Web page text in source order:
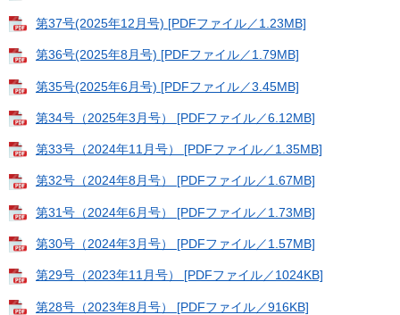
第37号(2025年12月号) [PDFファイル／1.23MB]
第36号(2025年8月号) [PDFファイル／1.79MB]
第35号(2025年6月号) [PDFファイル／3.45MB]
第34号（2025年3月号） [PDFファイル／6.12MB]
第33号（2024年11月号） [PDFファイル／1.35MB]
第32号（2024年8月号） [PDFファイル／1.67MB]
第31号（2024年6月号） [PDFファイル／1.73MB]
第30号（2024年3月号） [PDFファイル／1.57MB]
第29号（2023年11月号） [PDFファイル／1024KB]
第28号（2023年8月号） [PDFファイル／916KB]